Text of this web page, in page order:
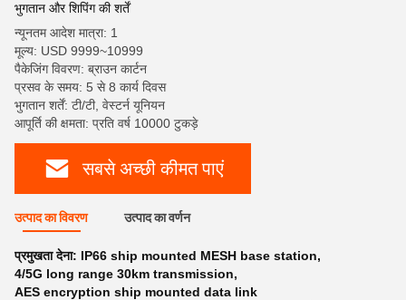
भुगतान और शिपिंग की शर्तें
न्यूनतम आदेश मात्रा: 1
मूल्य: USD 9999~10999
पैकेजिंग विवरण: ब्राउन कार्टन
प्रसव के समय: 5 से 8 कार्य दिवस
भुगतान शर्तें: टी/टी, वेस्टर्न यूनियन
आपूर्ति की क्षमता: प्रति वर्ष 10000 टुकड़े
सबसे अच्छी कीमत पाएं
उत्पाद का विवरण उत्पाद का वर्णन
प्रमुखता देना: IP66 ship mounted MESH base station,
4/5G long range 30km transmission,
AES encryption ship mounted data link